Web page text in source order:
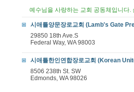
예수님을 사랑하는 교회 공동체입니다
시애틀양문장로교회 (Lamb's Gate
29850 18th Ave.S
Federal Way, WA 98003
시애틀한인연합장로교회 (Korean
8506 238th St. SW
Edmonds, WA 98026